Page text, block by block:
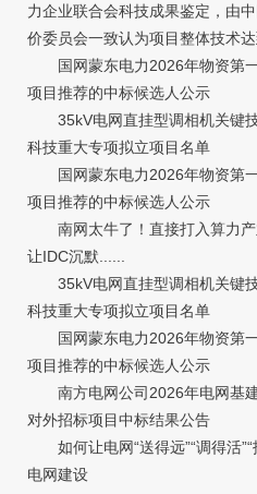
力企业联合会科技成果鉴定，由
价委员会一致认为项目整体技术达
国网蒙东电力2026年物资第一
项目推荐的中标候选人公示
35kV电网直挂型调相机关键
科技重大专项拟立项目名单
国网蒙东电力2026年物资第一
项目推荐的中标候选人公示
南网太牛了！直接打入算力产
让IDC沉默......
35kV电网直挂型调相机关键
科技重大专项拟立项目名单
国网蒙东电力2026年物资第一
项目推荐的中标候选人公示
南方电网公司2026年电网基建
对外招标项目中标结果公告
如何让电网“送得远”“调得活”“
电网建设